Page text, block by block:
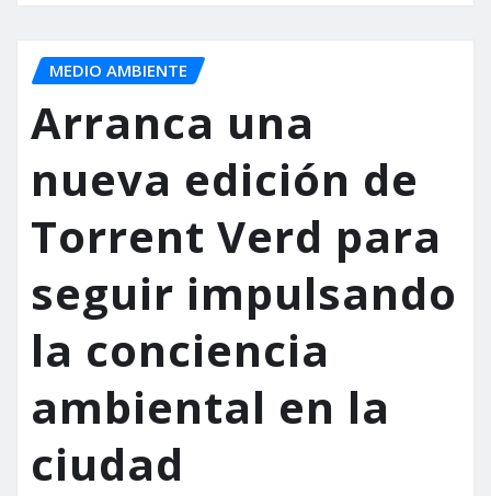
MEDIO AMBIENTE
Arranca una
nueva edición de
Torrent Verd para
seguir impulsando
la conciencia
ambiental en la
ciudad